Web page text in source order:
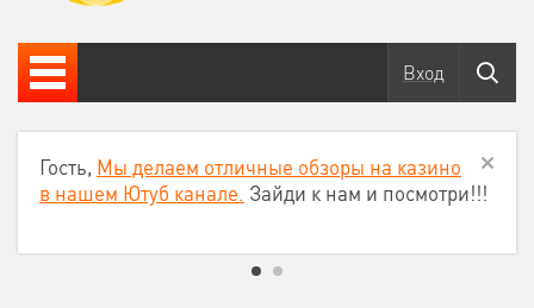
Вход
Гость, Мы делаем отличные обзоры на казино
в нашем Ютуб канале. Зайди к нам и посмотри!!!